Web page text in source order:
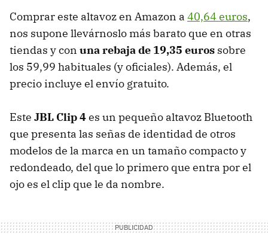
Comprar este altavoz en Amazon a 40,64 euros,
nos supone llevárnoslo más barato que en otras
tiendas y con una rebaja de 19,35 euros sobre
los 59,99 habituales (y oficiales). Además, el
precio incluye el envío gratuito.
Este JBL Clip 4es un pequeño altavoz Bluetooth
que presenta las señas de identidad de otros
modelos de la marca en un tamaño compacto y
redondeado, del que lo primero que entra por el
ojo es el clip que le da nombre.